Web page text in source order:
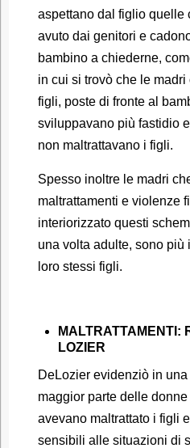
aspettano dal figlio quelle
avuto dai genitori e
bambino a chiederne,
in cui si trovò che le
figli, poste di fronte al
sviluppavano più fastidio
non maltrattavano i figli.
Spesso inoltre le madri
maltrattamenti e violenze
interiorizzato questi
una volta adulte, sono più
loro stessi figli.
MALTRATTAMENTI:
LOZIER
DeLozier evidenziò in
maggior parte delle
avevano maltrattato i figli
sensibili alle situazioni di